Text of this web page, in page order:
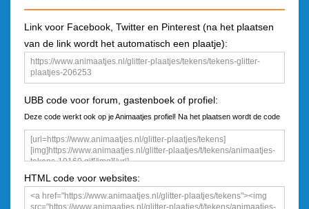
Link voor Facebook, Twitter en Pinterest (na het plaatsen
van de link wordt het automatisch een plaatje):
UBB code voor forum, gastenboek of profiel:
Deze code werkt ook op je Animaatjes profiel! Na het plaatsen wordt de code
een plaatje
HTML code voor websites: